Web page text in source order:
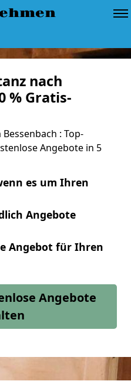
nach
% Gratis-
: Top-
Angebote in 5
es um Ihren
Angebote
Angebot für Ihren
Angebote